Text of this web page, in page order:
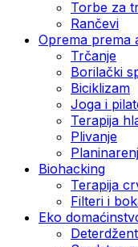
Torbe za
Rančevi
Oprema prema
Trčanje
Borilački
Biciklizam
Joga i
Terapija
Plivanje
Biohacking
Terapija
Filteri i
Eko